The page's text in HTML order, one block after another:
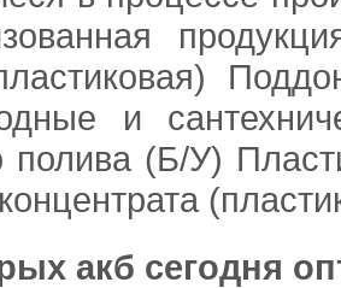
и
полива (Б/У)
акб сегодня